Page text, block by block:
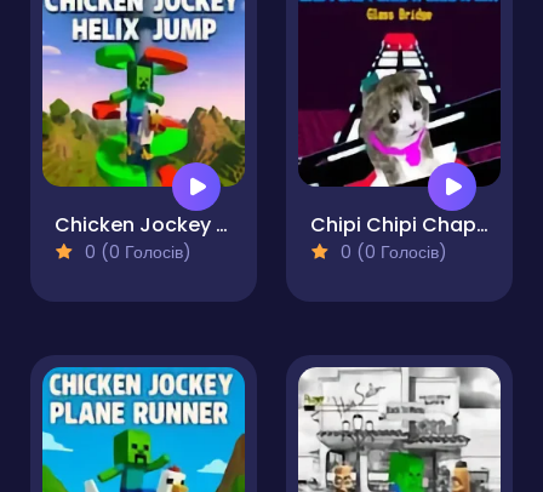
Chicken Jockey Helix Jump
0 (0 Голосів)
Chipi Chipi Chapa Chapa Cat Glass Bridge
0 (0 Голосів)